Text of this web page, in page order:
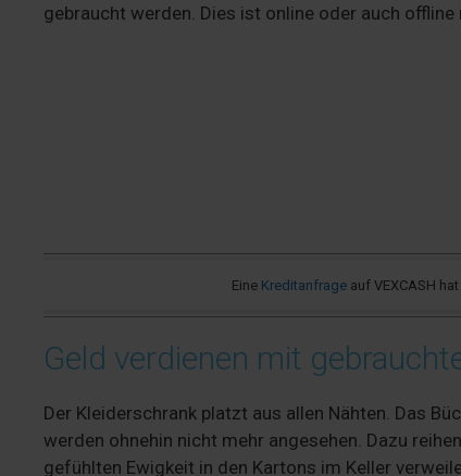
gebraucht werden. Dies ist online oder auch
Eine Kreditanfrage auf VEXCASH
Geld verdienen mit
Der Kleiderschrank platzt aus allen Nähten. Das
werden ohnehin nicht mehr angesehen. Dazu
gefühlten Ewigkeit in den Kartons im Keller